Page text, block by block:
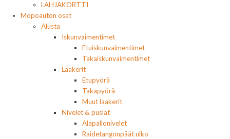
LAHJAKORTTI
Mopoauton osat
Alusta
Iskunvaimentimet
Etuiskunvaimentimet
Takaiskunvaimentimet
Laakerit
Etupyörä
Takapyörä
Muut laakerit
Nivelet & puslat
Alapallonivelet
Raidetangonpäät ulko